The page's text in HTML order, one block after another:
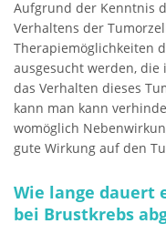
Aufgrund der Kenntnis
Verhaltens der
Therapiemöglichkeiten
ausgesucht werden,
das Verhalten dieses
kann man kann
womöglich
gute Wirkung auf den
Wie lange dauert
bei Brustkrebs